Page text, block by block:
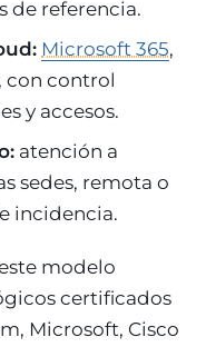
de referencia.
Microsoft 365,
con control
y accesos.
atención a
sedes, remota o
incidencia.
modelo
certificados
Microsoft, Cisco